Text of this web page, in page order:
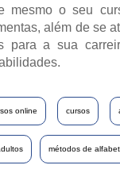
mesmo o seu
além de se
para a sua
online cursos
métodos de